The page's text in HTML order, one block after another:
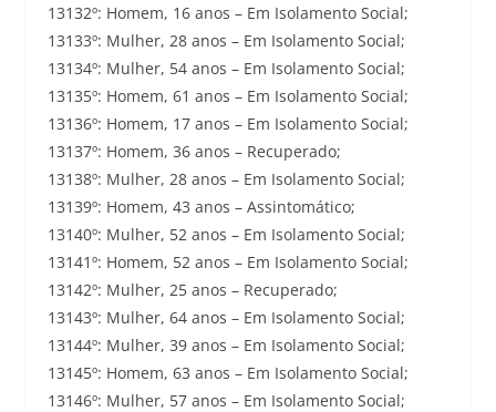
13132º: Homem, 16 anos – Em Isolamento Social;
13133º: Mulher, 28 anos – Em Isolamento Social;
13134º: Mulher, 54 anos – Em Isolamento Social;
13135º: Homem, 61 anos – Em Isolamento Social;
13136º: Homem, 17 anos – Em Isolamento Social;
13137º: Homem, 36 anos – Recuperado;
13138º: Mulher, 28 anos – Em Isolamento Social;
13139º: Homem, 43 anos – Assintomático;
13140º: Mulher, 52 anos – Em Isolamento Social;
13141º: Homem, 52 anos – Em Isolamento Social;
13142º: Mulher, 25 anos – Recuperado;
13143º: Mulher, 64 anos – Em Isolamento Social;
13144º: Mulher, 39 anos – Em Isolamento Social;
13145º: Homem, 63 anos – Em Isolamento Social;
13146º: Mulher, 57 anos – Em Isolamento Social;